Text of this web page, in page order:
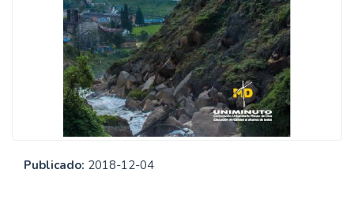
Publicado: 2018-12-04